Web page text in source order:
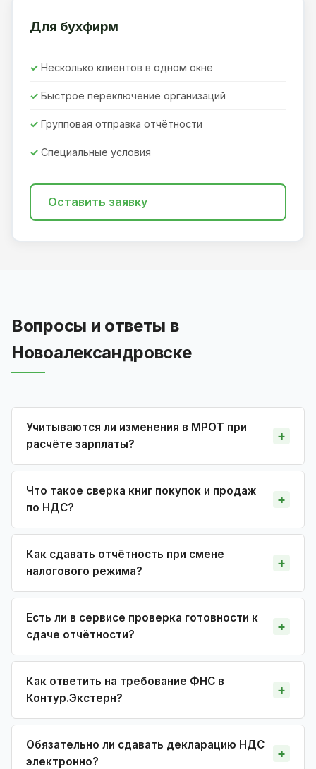
Для бухфирм
Несколько клиентов в одном окне
Быстрое переключение организаций
Групповая отправка отчётности
Специальные условия
Оставить заявку
Вопросы и ответы в
Новоалександровске
Учитываются ли изменения в МРОТ при
расчёте зарплаты?
Что такое сверка книг покупок и продаж
по НДС?
Как сдавать отчётность при смене
налогового режима?
Есть ли в сервисе проверка готовности к
сдаче отчётности?
Как ответить на требование ФНС в
Контур.Экстерн?
Обязательно ли сдавать декларацию НДС
электронно?